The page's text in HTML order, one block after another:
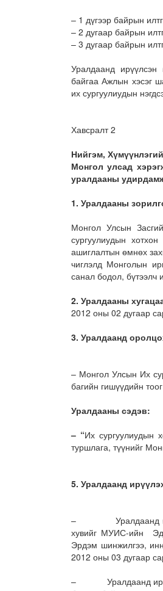
– 1 дүгээр байрын
– 2 дугаар байрын
– 3 дугаар байрын
Уралдаанд
байгаа Ажлын хэсэг
их сургуулиудын
Хавсралт 2
Нийгэм,
Монгол улсад
уралдааны
1. Уралдааны
Монгол Улсын
сургуулиудын
ашиглалтын өмнөх
чиглэлд Монголын
санал бодол, бүтээлч
2. Уралдааны
2012 оны 02 дугаар
3. Уралдаанд
– Монгол Улсын Их
багийн гишүүдийн
Уралдааны сэдэв:
– “Их сургуулиудын
туршлага, түүнийг
5. Уралдаанд
– Уралдаанд
хувийг МУИС-ийн
Эрдэм шинжилгээ,
2012 оны 03 дугаар
– Уралдаанд